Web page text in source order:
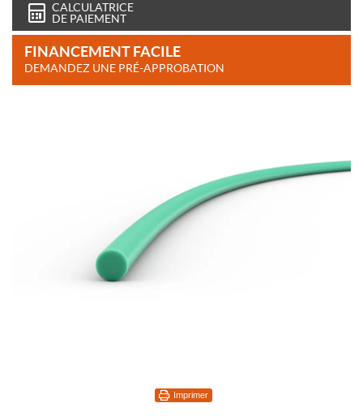
CALCULATRICE
DE PAIEMENT
FINANCEMENT FACILE
DEMANDEZ UNE PRÉ-APPROBATION
Imprimer